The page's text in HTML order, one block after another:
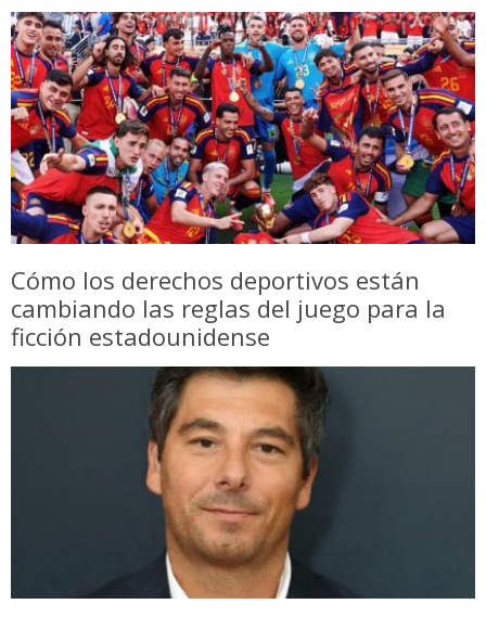
Cómo los derechos deportivos están
cambiando las reglas del juego para la
ficción estadounidense